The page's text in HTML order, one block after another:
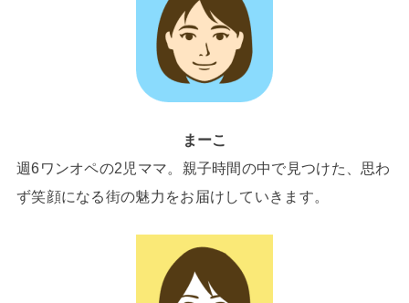
まーこ
週6ワンオペの2児ママ。親子時間の中で見つけた、思わ
ず笑顔になる街の魅力をお届けしていきます。